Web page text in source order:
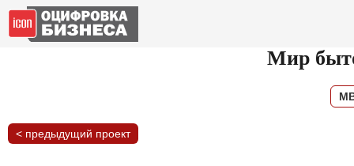
Мир
< предыдущий проект